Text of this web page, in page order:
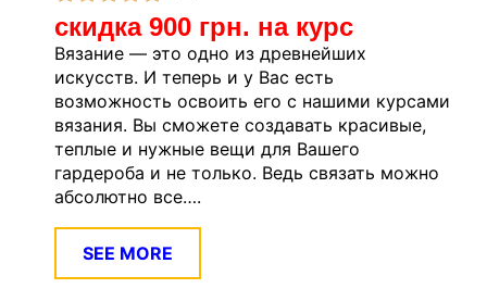
скидка 900 грн. на курс
Вязание — это одно из древнейших
искусств. И теперь и у Вас есть
возможность освоить его с нашими курсами
вязания. Вы сможете создавать красивые,
теплые и нужные вещи для Вашего
гардероба и не только. Ведь связать можно
абсолютно все….
SEE MORE